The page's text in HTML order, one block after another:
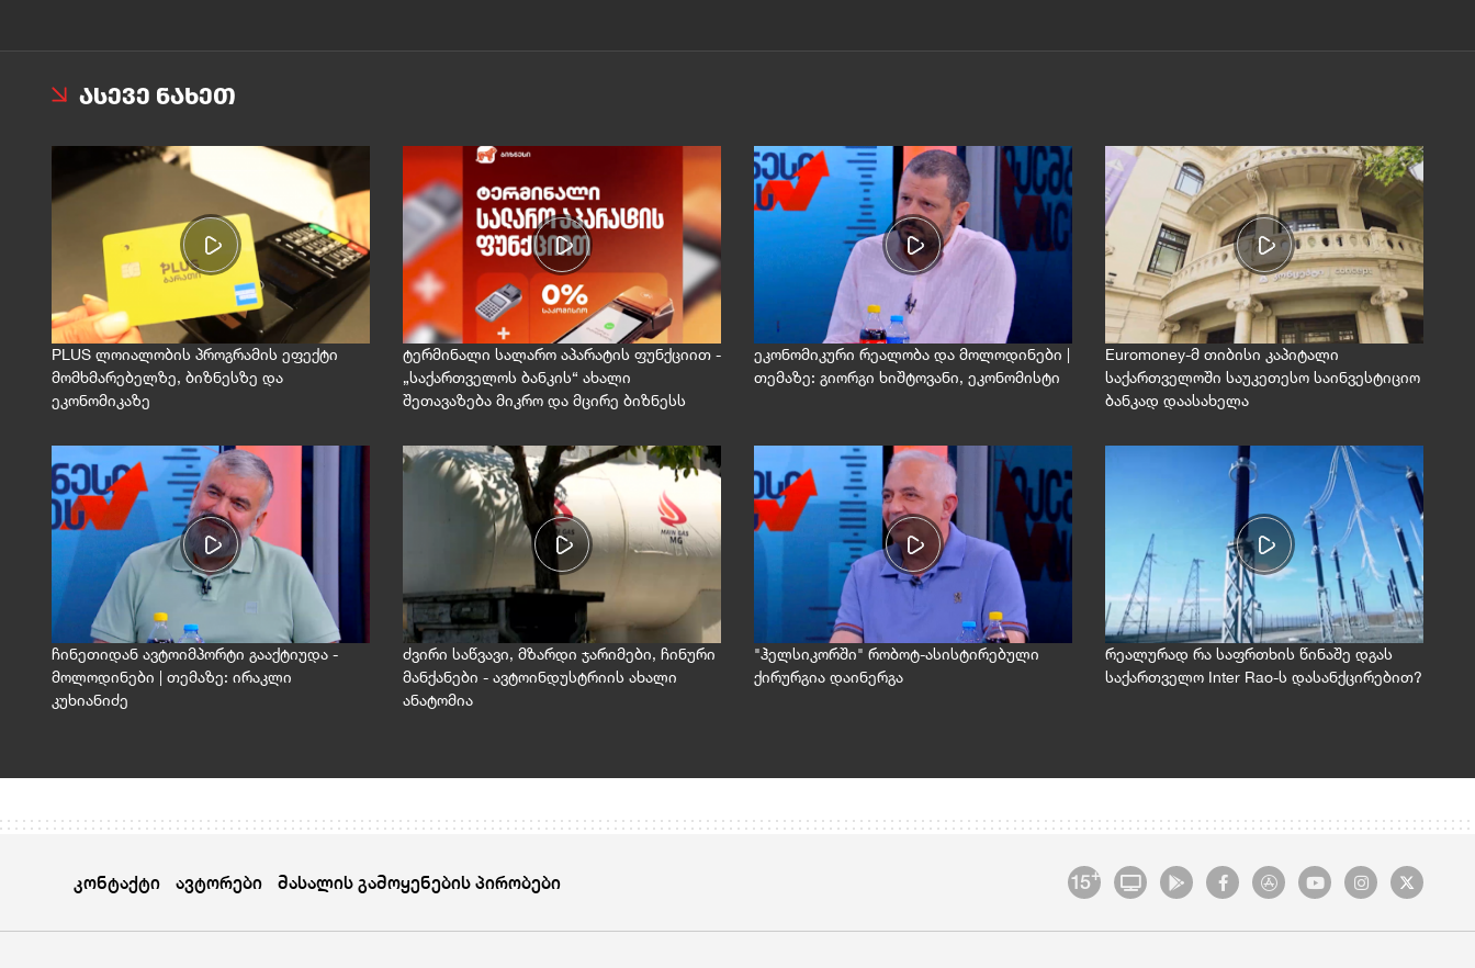
ᲐᲡᲔᲕᲔ ᲜᲐᲮᲔᲗ
PLUS ლოიალობის პროგრამის ეფექტი
მომხმარებელზე, ბიზნესზე და
ეკონომიკაზე
ტერმინალი სალარო აპარატის ფუნქციით -
„საქართველოს ბანკის“ ახალი
შეთავაზება მიკრო და მცირე ბიზნესს
ეკონომიკური რეალობა და მოლოდინები |
თემაზე: გიორგი ხიშტოვანი, ეკონომისტი
Euromoney-მ თიბისი კაპიტალი
საქართველოში საუკეთესო საინვესტიციო
ბანკად დაასახელა
ჩინეთიდან ავტოიმპორტი გააქტიუდა -
მოლოდინები | თემაზე: ირაკლი
კუხიანიძე
ძვირი საწვავი, მზარდი ჯარიმები, ჩინური
მანქანები - ავტოინდუსტრიის ახალი
ანატომია
"ჰელსიკორში" რობოტ-ასისტირებული
ქირურგია დაინერგა
რეალურად რა საფრთხის წინაშე დგას
საქართველო Inter Rao-ს დასანქცირებით?
კონტაქტი ავტორები მასალის გამოყენების პირობები 15+